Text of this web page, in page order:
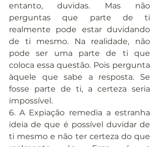
entanto, duvidas. Mas não
perguntas que parte de ti
realmente pode estar duvidando
de ti mesmo. Na realidade, não
pode ser uma parte de ti que
coloca essa questão. Pois pergunta
àquele que sabe a resposta. Se
fosse parte de ti, a certeza seria
impossível.
6. A Expiação remedia a estranha
ideia de que é possível duvidar de
ti mesmo e não ter certeza do que